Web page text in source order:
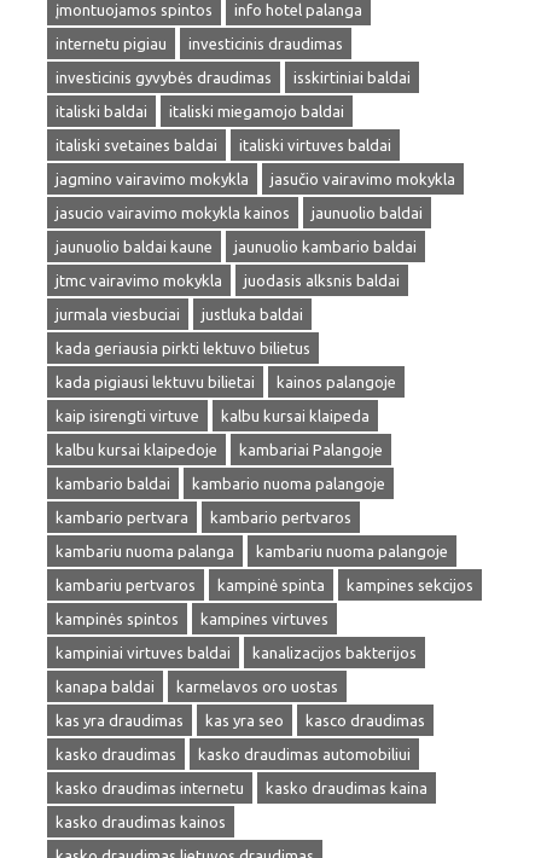
įmontuojamos spintos
info hotel palanga
internetu pigiau
investicinis draudimas
investicinis gyvybės draudimas
isskirtiniai baldai
italiski baldai
italiski miegamojo baldai
italiski svetaines baldai
italiski virtuves baldai
jagmino vairavimo mokykla
jasučio vairavimo mokykla
jasucio vairavimo mokykla kainos
jaunuolio baldai
jaunuolio baldai kaune
jaunuolio kambario baldai
jtmc vairavimo mokykla
juodasis alksnis baldai
jurmala viesbuciai
justluka baldai
kada geriausia pirkti lektuvo bilietus
kada pigiausi lektuvu bilietai
kainos palangoje
kaip isirengti virtuve
kalbu kursai klaipeda
kalbu kursai klaipedoje
kambariai Palangoje
kambario baldai
kambario nuoma palangoje
kambario pertvara
kambario pertvaros
kambariu nuoma palanga
kambariu nuoma palangoje
kambariu pertvaros
kampinė spinta
kampines sekcijos
kampinės spintos
kampines virtuves
kampiniai virtuves baldai
kanalizacijos bakterijos
kanapa baldai
karmelavos oro uostas
kas yra draudimas
kas yra seo
kasco draudimas
kasko draudimas
kasko draudimas automobiliui
kasko draudimas internetu
kasko draudimas kaina
kasko draudimas kainos